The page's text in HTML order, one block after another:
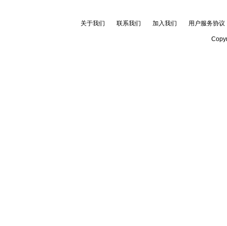
关于我们 联系我们 加入我们 用户服务协议